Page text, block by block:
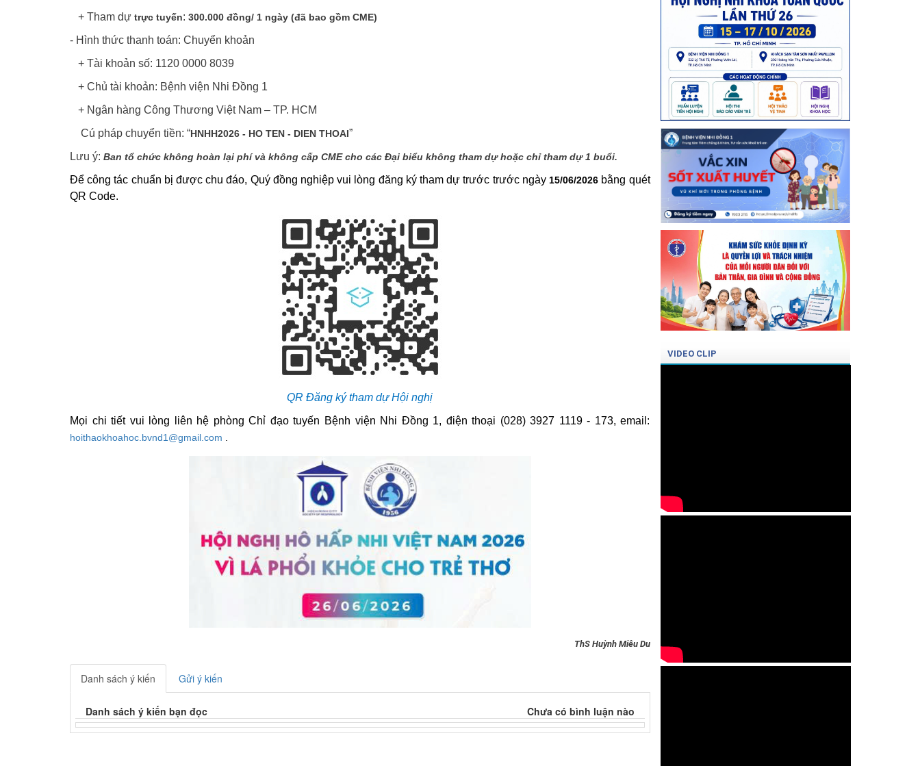
+ Tham dự trực tuyến: 300.000 đồng/ 1 ngày (đã bao gồm CME)
- Hình thức thanh toán: Chuyển khoản
+ Tài khoản số: 1120 0000 8039
+ Chủ tài khoản: Bệnh viện Nhi Đồng 1
+ Ngân hàng Công Thương Việt Nam – TP. HCM
Cú pháp chuyển tiền: “HNHH2026 - HO TEN - DIEN THOAI”
Lưu ý: Ban tổ chức không hoàn lại phí và không cấp CME cho các Đại biểu không tham dự hoặc chỉ tham dự 1 buổi.
Để công tác chuẩn bị được chu đáo, Quý đồng nghiệp vui lòng đăng ký tham dự trước trước ngày 15/06/2026 bằng quét
QR Code.
QR Đăng ký tham dự Hội nghị
Mọi chi tiết vui lòng liên hệ phòng Chỉ đạo tuyến Bệnh viện Nhi Đồng 1, điện thoại (028) 3927 1119 - 173, email:
hoithaokhoahoc.bvnd1@gmail.com
ThS Huỳnh Miêu Du
VIDEO CLIP